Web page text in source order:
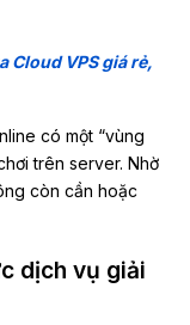
Cloud VPS giá rẻ,
có một “vùng
trên server. Nhờ
còn cần hoặc
dịch vụ giải